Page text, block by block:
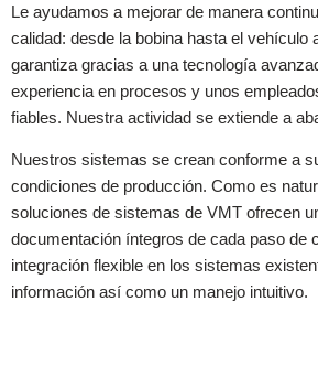
Le ayudamos a mejorar de manera
calidad: desde la bobina hasta el vehículo
garantiza gracias a una tecnología
experiencia en procesos y unos
fiables. Nuestra actividad se extiende a
Nuestros sistemas se crean conforme a
condiciones de producción. Como es
soluciones de sistemas de VMT ofrecen
documentación íntegros de cada paso de
integración flexible en los sistemas
información así como un manejo intuitivo.